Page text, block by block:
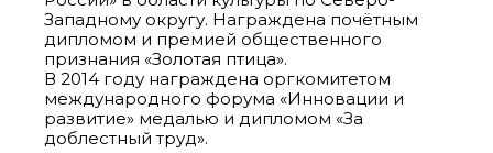
Западному округу. Награждена почётным
дипломом и премией общественного
признания «Золотая птица».
В 2014 году награждена оргкомитетом
международного форума «Инновации и
развитие» медалью и дипломом «За
доблестный труд».